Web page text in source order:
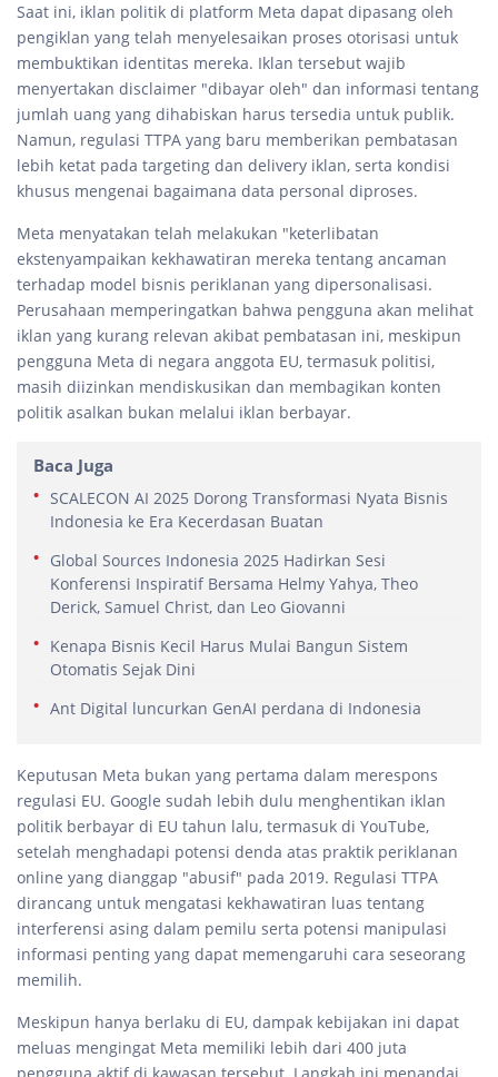
Saat ini, iklan politik di platform Meta dapat dipasang oleh
pengiklan yang telah menyelesaikan proses otorisasi untuk
membuktikan identitas mereka. Iklan tersebut wajib
menyertakan disclaimer "dibayar oleh" dan informasi tentang
jumlah uang yang dihabiskan harus tersedia untuk publik.
Namun, regulasi TTPA yang baru memberikan pembatasan
lebih ketat pada targeting dan delivery iklan, serta kondisi
khusus mengenai bagaimana data personal diproses.
Meta menyatakan telah melakukan "keterlibatan
ekstenyampaikan kekhawatiran mereka tentang ancaman
terhadap model bisnis periklanan yang dipersonalisasi.
Perusahaan memperingatkan bahwa pengguna akan melihat
iklan yang kurang relevan akibat pembatasan ini, meskipun
pengguna Meta di negara anggota EU, termasuk politisi,
masih diizinkan mendiskusikan dan membagikan konten
politik asalkan bukan melalui iklan berbayar.
Baca Juga
SCALECON AI 2025 Dorong Transformasi Nyata Bisnis
Indonesia ke Era Kecerdasan Buatan
Global Sources Indonesia 2025 Hadirkan Sesi
Konferensi Inspiratif Bersama Helmy Yahya, Theo
Derick, Samuel Christ, dan Leo Giovanni
Kenapa Bisnis Kecil Harus Mulai Bangun Sistem
Otomatis Sejak Dini
Ant Digital luncurkan GenAI perdana di Indonesia
Keputusan Meta bukan yang pertama dalam merespons
regulasi EU. Google sudah lebih dulu menghentikan iklan
politik berbayar di EU tahun lalu, termasuk di YouTube,
setelah menghadapi potensi denda atas praktik periklanan
online yang dianggap "abusif" pada 2019. Regulasi TTPA
dirancang untuk mengatasi kekhawatiran luas tentang
interferensi asing dalam pemilu serta potensi manipulasi
informasi penting yang dapat memengaruhi cara seseorang
memilih.
Meskipun hanya berlaku di EU, dampak kebijakan ini dapat
meluas mengingat Meta memiliki lebih dari 400 juta